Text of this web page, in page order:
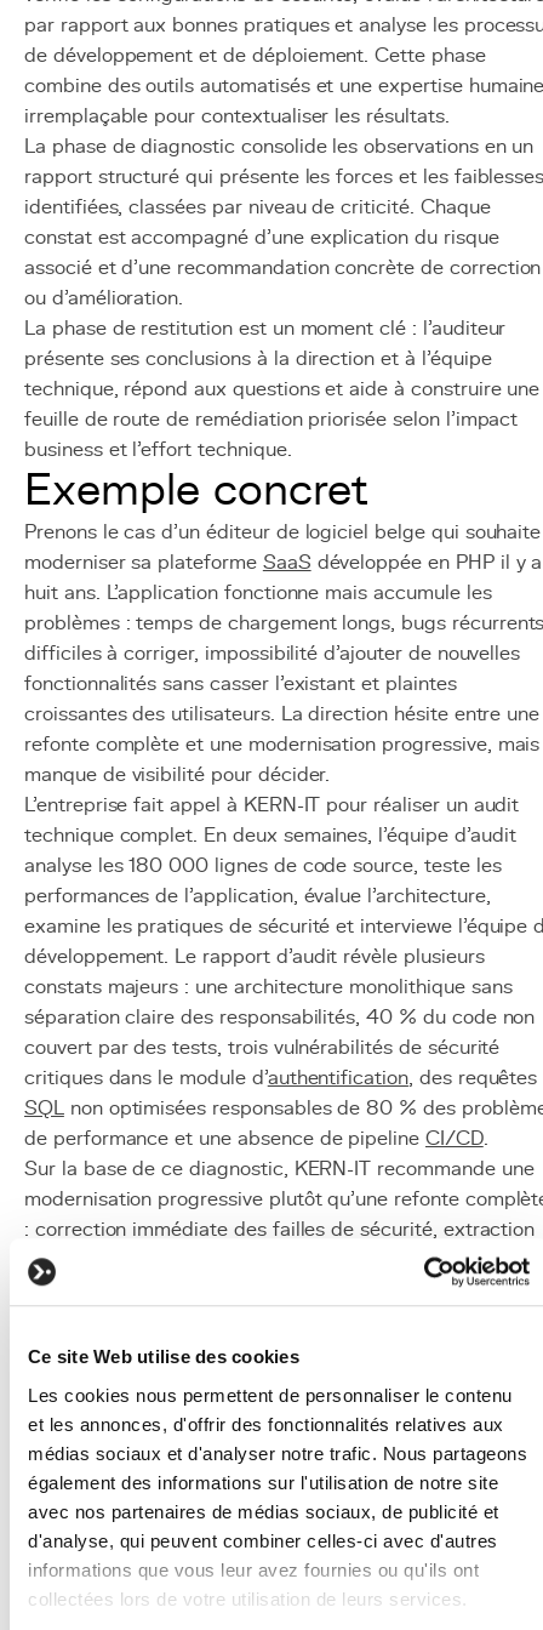
Ce site Web utilise des cookies
Les cookies nous permettent de personnaliser le contenu
et les annonces, d'offrir des fonctionnalités relatives aux
médias sociaux et d'analyser notre trafic. Nous partageons
également des informations sur l'utilisation de notre site
avec nos partenaires de médias sociaux, de publicité et
d'analyse, qui peuvent combiner celles-ci avec d'autres
informations que vous leur avez fournies ou qu'ils ont
collectées lors de votre utilisation de leurs services.
par rapport aux bonnes pratiques et analyse les
de développement et de déploiement. Cette phase
combine des outils automatisés et une expertise
irremplaçable pour contextualiser les résultats.
La phase de diagnostic consolide les observations en un
rapport structuré qui présente les forces et les
identifiées, classées par niveau de criticité. Chaque
constat est accompagné d'une explication du risque
associé et d'une recommandation concrète de correction
ou d'amélioration.
La phase de restitution est un moment clé : l'auditeur
présente ses conclusions à la direction et à l'équipe
technique, répond aux questions et aide à construire une
feuille de route de remédiation priorisée selon l'impact
business et l'effort technique.
Exemple concret
Prenons le cas d'un éditeur de logiciel belge qui souhaite
moderniser sa plateforme SaaS développée en PHP il y a
huit ans. L'application fonctionne mais accumule les
problèmes : temps de chargement longs, bugs
difficiles à corriger, impossibilité d'ajouter de nouvelles
fonctionnalités sans casser l'existant et plaintes
croissantes des utilisateurs. La direction hésite entre une
refonte complète et une modernisation progressive, mais
manque de visibilité pour décider.
L'entreprise fait appel à KERN-IT pour réaliser un audit
technique complet. En deux semaines, l'équipe d'audit
analyse les 180 000 lignes de code source, teste les
performances de l'application, évalue l'architecture,
examine les pratiques de sécurité et interviewe l'équipe
développement. Le rapport d'audit révèle plusieurs
constats majeurs : une architecture monolithique sans
séparation claire des responsabilités, 40 % du code non
couvert par des tests, trois vulnérabilités de sécurité
critiques dans le module d'authentification, des requêtes
SQLnon optimisées responsables de 80 % des
de performance et une absence de pipeline CI/CD.
Sur la base de ce diagnostic, KERN-IT recommande une
modernisation progressive plutôt qu'une refonte
: correction immédiate des failles de sécurité, extraction
progressive des modules critiques en services
mise en place d'un pipeline CI/CD et introduction
à l'entreprise de moderniser sa plateforme tout en
calendrier maîtrisés.
Mise en oeuvre
Définir les objectifs de l'audit :clarifier ce que vous
attendez de l'audit : diagnostic général, évaluation
sécurité, analyse de performances, due diligence ou
évaluation avant modernisation. Les objectifs